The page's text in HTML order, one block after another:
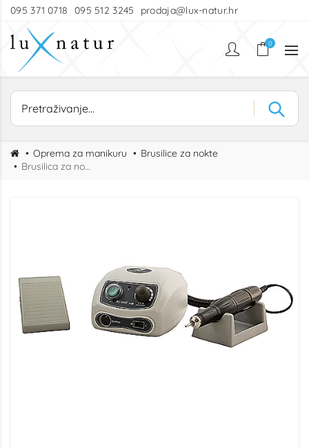
095 371 0718 095 512 3245 prodaja@lux-natur.hr
0
Oprema za manikuru
Brusilice za nokte
Brusilica za nokte WIND